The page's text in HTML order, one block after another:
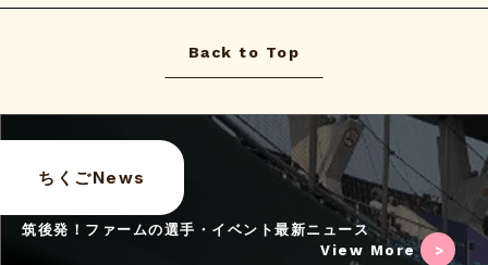
Back to Top
ちくごNews
筑後発！ファームの選手・イベント最新ニュース
View More